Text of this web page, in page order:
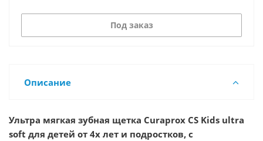
Под заказ
Описание
Ультра мягкая зубная щетка Curaprox CS Kids ultra
soft для детей от 4х лет и подростков, с